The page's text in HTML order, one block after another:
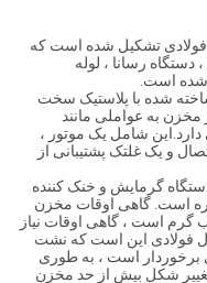
فولادی تشکیل شده است که
دستگاه رسانا ، لوله
شده است.
شده با پلاستیک سخت
مخزن به عواملی مانند
شامل یک موتور ،
و یک غلتک پشتیبانی از
گرمایش و خنک کننده
است. گاهی اوقات مخزن
گرم است ، گاهی اوقات نیاز
فولادی این است که نشت
است ، به طوری
شکل بیش از حد مخزن